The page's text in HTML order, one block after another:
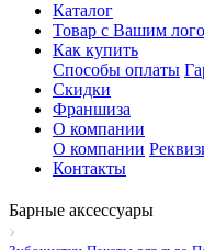
Каталог
Товар с Вашим
Как купить
Способы оплаты
Скидки
Франшиза
О компании
О компании
Контакты
Барные аксессуары